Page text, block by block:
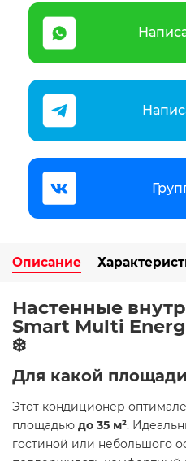
Описание
Настенные
Smart Multi
❄️
Для какой
Этот кондиционер
площадью до 35 м².
гостиной или небольшого